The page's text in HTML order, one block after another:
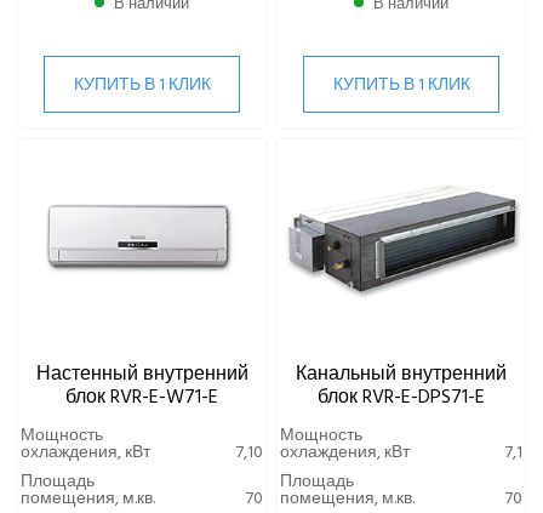
КУПИТЬ В 1 КЛИК КУПИТЬ В 1 КЛИК
Настенный внутренний
блок RVR-E-W71-E
Мощность
охлаждения, кВт
7,10
Площадь
помещения, м.кв. 70
Канальный внутренний
блок RVR-E-DPS71-E
Мощность
охлаждения, кВт
7,1
Площадь
помещения, м.кв. 70